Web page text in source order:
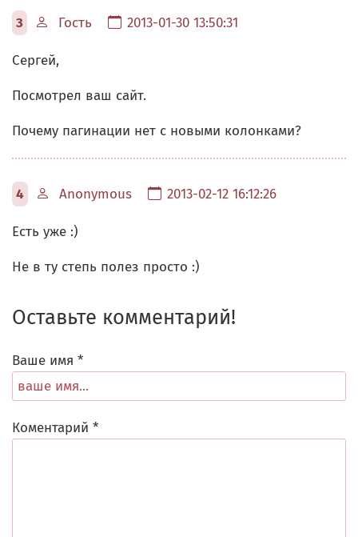
3 Гость 2013-01-30 13:50:31
Сергей,
Посмотрел ваш сайт.
Почему пагинации нет с новыми колонками?
4 Anonymous 2013-02-12 16:12:26
Есть уже :)
Не в ту степь полез просто :)
Оставьте комментарий!
Ваше имя *
Коментарий *